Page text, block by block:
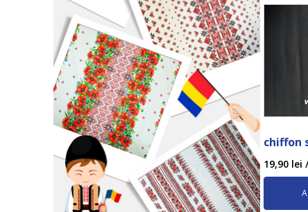
chiffon
19,90 lei